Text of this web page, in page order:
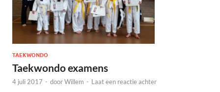
TAEKWONDO
Taekwondo examens
4 juli 2017 - doorWillem - Laat een reactie achter